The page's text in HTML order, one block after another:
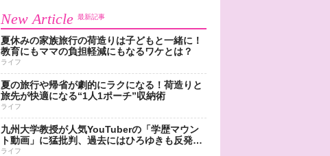
New Article 最新記事
夏休みの家族旅行の荷造りは子どもと一緒に！
教育にもママの負担軽減にもなるワケとは？
ライフ
夏の旅行や帰省が劇的にラクになる！荷造りと
旅先が快適になる“1人1ポーチ”収納術
ライフ
九州大学教授が人気YouTuberの「学歴マウン
ト動画」に猛批判、過去にはひろゆきも反発…
ライフ